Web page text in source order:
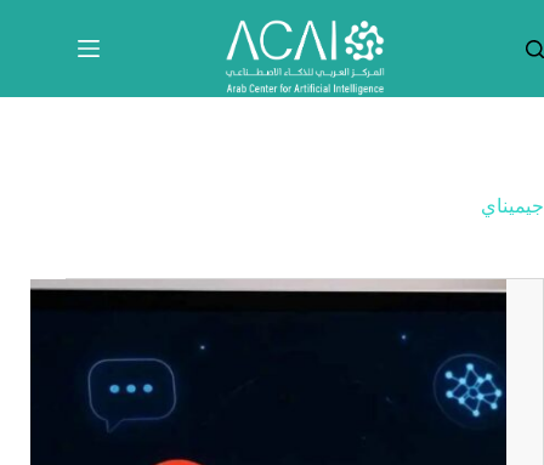
المحتوى
جيميناي